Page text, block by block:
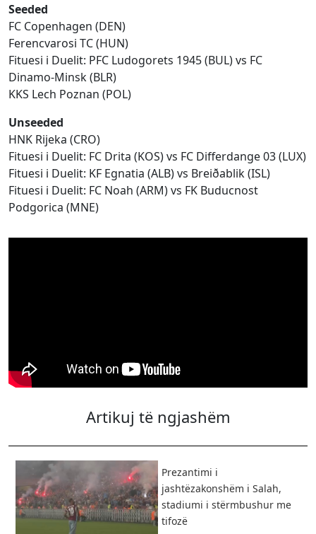
Seeded
FC Copenhagen (DEN)
Ferencvarosi TC (HUN)
Fituesi i Duelit: PFC Ludogorets 1945 (BUL) vs FC
Dinamo-Minsk (BLR)
KKS Lech Poznan (POL)
Unseeded
HNK Rijeka (CRO)
Fituesi i Duelit: FC Drita (KOS) vs FC Differdange 03 (LUX)
Fituesi i Duelit: KF Egnatia (ALB) vs Breiðablik (ISL)
Fituesi i Duelit: FC Noah (ARM) vs FK Buducnost
Podgorica (MNE)
Artikuj të ngjashëm
Prezantimi i
jashtëzakonshëm i Salah,
stadiumi i stërmbushur me
tifozë